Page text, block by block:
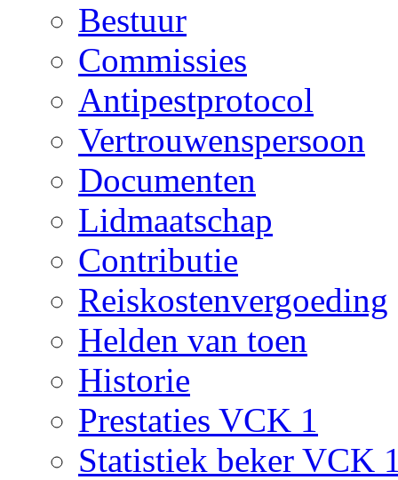
Bestuur
Commissies
Antipestprotocol
Vertrouwenspersoon
Documenten
Lidmaatschap
Contributie
Reiskostenvergoeding
Helden van toen
Historie
Prestaties VCK 1
Statistiek beker VCK